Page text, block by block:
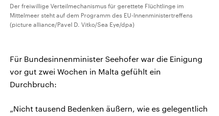
Der freiwillige Verteilmechanismus für gerettete Flüchtlinge im
Mittelmeer steht auf dem Programm des EU-Innenministertreffens
(picture alliance/Pavel D. Vitko/Sea Eye/dpa)
Für Bundesinnenminister Seehofer war die Einigung
vor gut zwei Wochen in Malta gefühlt ein
Durchbruch:
„Nicht tausend Bedenken äußern, wie es gelegentlich